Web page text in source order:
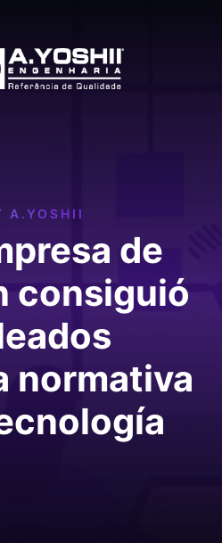
A.YOSHII
de
consiguió
normativa